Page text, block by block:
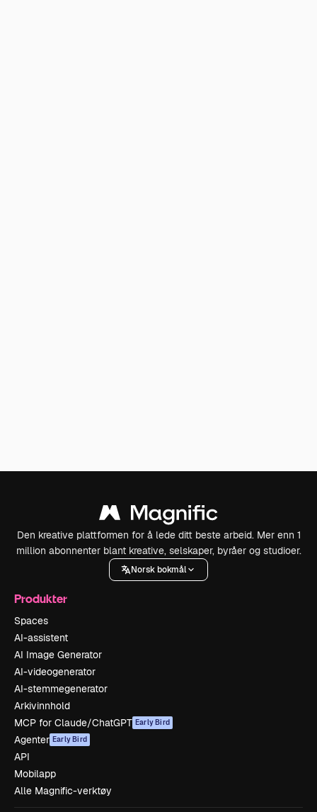
Den kreative plattformen for å lede ditt beste arbeid. Mer enn 1
million abonnenter blant kreative, selskaper, byråer og studioer.
Norsk bokmål
Produkter
Spaces
AI-assistent
AI Image Generator
AI-videogenerator
AI-stemmegenerator
Arkivinnhold
MCP for Claude/ChatGPT Early Bird
Agenter Early Bird
API
Mobilapp
Alle Magnific-verktøy